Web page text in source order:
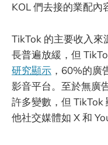
KOL 們去接的業配內
TikTok 的主要收入來
長普遍放緩，但
研究顯示 ，60%的廣
影音平台。至於無廣
許多變數，但 TikTok
他社交媒體如 X 和